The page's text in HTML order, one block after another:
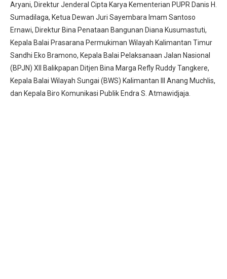
Aryani, Direktur Jenderal Cipta Karya Kementerian PUPR Danis H.
Sumadilaga, Ketua Dewan Juri Sayembara Imam Santoso
Ernawi, Direktur Bina Penataan Bangunan Diana Kusumastuti,
Kepala Balai Prasarana Permukiman Wilayah Kalimantan Timur
Sandhi Eko Bramono, Kepala Balai Pelaksanaan Jalan Nasional
(BPJN) XII Balikpapan Ditjen Bina Marga Refly Ruddy Tangkere,
Kepala Balai Wilayah Sungai (BWS) Kalimantan III Anang Muchlis,
dan Kepala Biro Komunikasi Publik Endra S. Atmawidjaja.